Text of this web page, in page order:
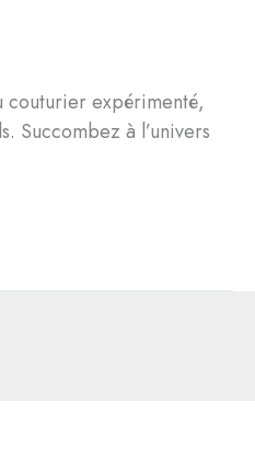
couturier expérimenté,
Succombez à l’univers